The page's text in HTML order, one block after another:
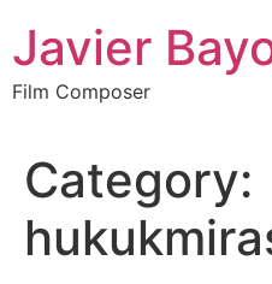
content
Javier
Film Composer
Category: